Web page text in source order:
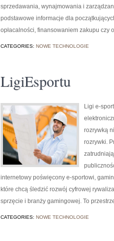
sprzedawania, wynajmowania i
podstawowe informacje dla
opłacalności, finansowaniem zakupu czy
CATEGORIES: NOWE TECHNOLOGIE
LigiEsportu
Ligi e-
rozrywką
rozrywki.
internetowy poświęcony e-sportowi,
które chcą śledzić rozwój cyfrowej
sprzęcie i branży gamingowej. To
CATEGORIES: NOWE TECHNOLOGIE